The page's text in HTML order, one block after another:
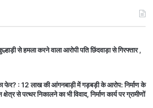
से हमला करने वाला आरोपी पति छिंदवाड़ा से गिरफ्तार ,
फेर? : 12 लाख की आंगनबाड़ी में गड़बड़ी के आरोप: निर्माण के
से पत्थर निकालने का भी विवाद, निर्माण कार्य पर ग्रामीणों